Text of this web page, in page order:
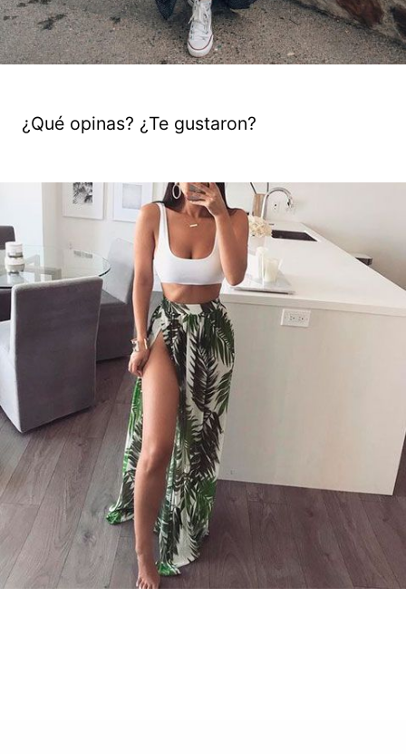
¿Qué opinas? ¿Te gustaron?